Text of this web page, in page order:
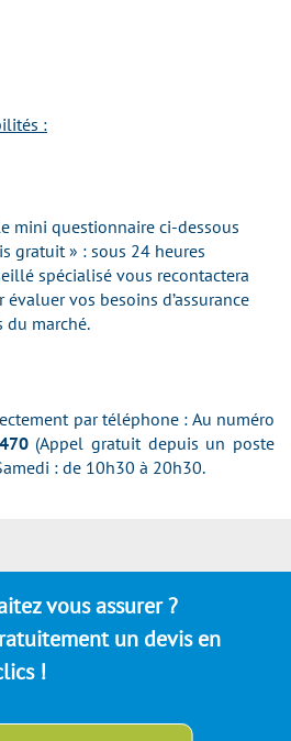
:
mini questionnaire ci-dessous
gratuit » : sous 24 heures
spécialisé vous recontactera
vos besoins d’assurance
marché.
par téléphone : Au numéro
(Appel gratuit depuis un poste
: de 10h30 à 20h30.
vous assurer ?
un devis en
!